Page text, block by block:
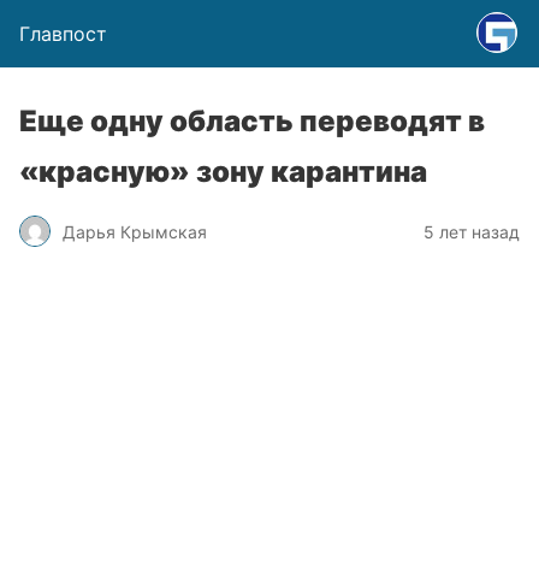
Главпост
Еще одну область переводят в
«красную» зону карантина
Дарья Крымская 5 лет назад